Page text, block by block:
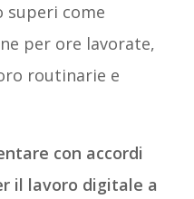
superi come
per ore lavorate,
routinarie e
con accordi
il lavoro digitale a